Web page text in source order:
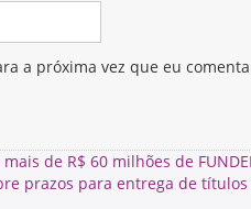
a próxima vez que eu
de R$ 60 milhões de
prazos para entrega de